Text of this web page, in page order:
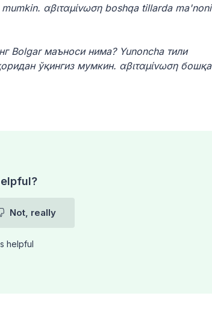
αβιταμίνωση boshqa tillarda ma'noni
Bolgar маъноси нима? Yunoncha тили
ўқингиз мумкин. αβιταμίνωση бошқа
Not, really
helpful